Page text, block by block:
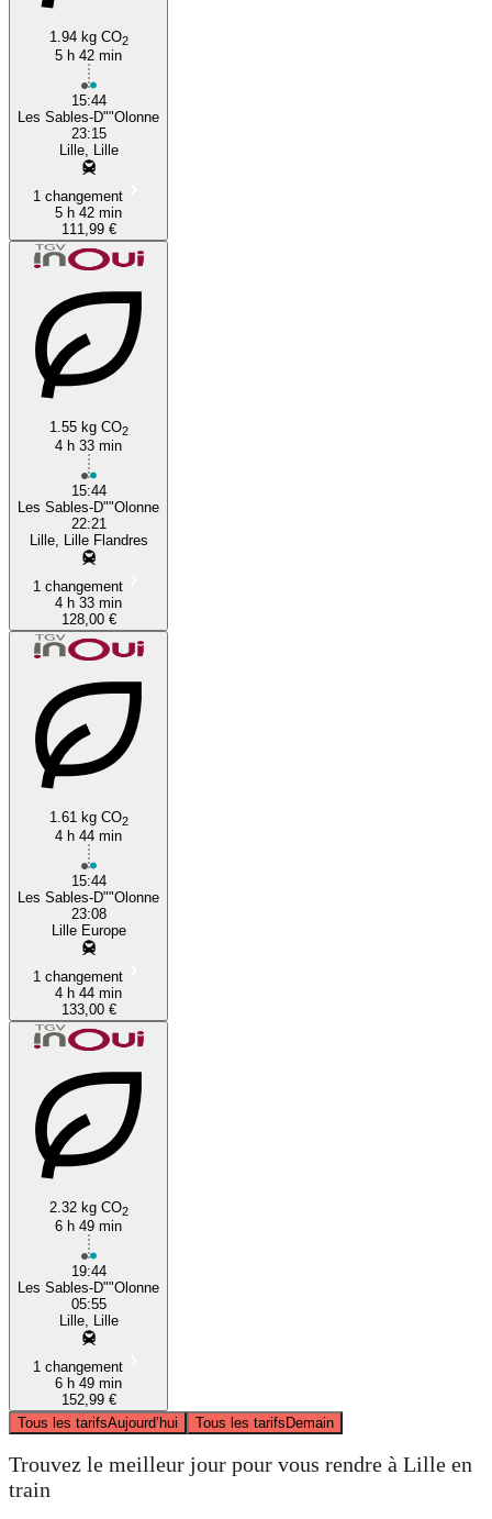
1.94 kg CO2
5 h 42 min
15:44
Les Sables-D""Olonne
23:15
Lille, Lille
1 changement
5 h 42 min
111,99 €
1.55 kg CO2
4 h 33 min
15:44
Les Sables-D""Olonne
22:21
Lille, Lille Flandres
1 changement
4 h 33 min
128,00 €
1.61 kg CO2
4 h 44 min
15:44
Les Sables-D""Olonne
23:08
Lille Europe
1 changement
4 h 44 min
133,00 €
2.32 kg CO2
6 h 49 min
19:44
Les Sables-D""Olonne
05:55
Lille, Lille
1 changement
6 h 49 min
152,99 €
Tous les tarifsAujourd’hui Tous les tarifsDemain
Trouvez le meilleur jour pour vous rendre à Lille en
train